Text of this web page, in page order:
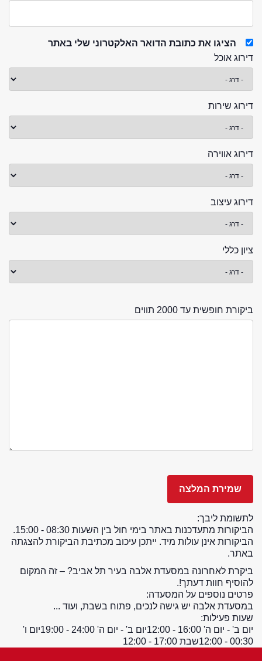
הציגו את כתובת הדואר האלקטרוני שלי באתר
דירוג אוכל
דירוג שירות
דירוג אווירה
דירוג עיצוב
ציון כללי
ביקורת חופשית עד 2000 תווים
לתשומת ליבך:
הביקורות מתעדכנות באתר בימי חול בין השעות 08:30 - 15:00.
הביקורות אינן עולות מיד. ייתכן עיכוב מכתיבת הביקורת להצגתה
באתר.
ביקרת לאחרונה במסעדת אלבה בעיר תל אביב? – זה המקום
להוסיף חוות דעתך!.
פרטים נוספים על המסעדה:
במסעדת אלבה יש גישה לנכים, פתוח בשבת, ועוד ...
שעות פעילות:
יום ב' - יום ה' 16:00 - 12:00
יום ב' - יום ה' 24:00 - 19:00
יום ו'
00:30 - 12:00
שבת 17:00 - 12:00